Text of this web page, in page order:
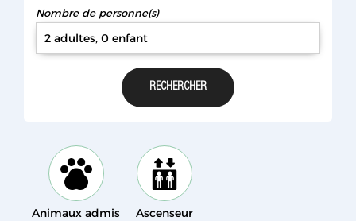
Nombre de personne(s)
2 adultes, 0 enfant
Animaux admis Ascenseur